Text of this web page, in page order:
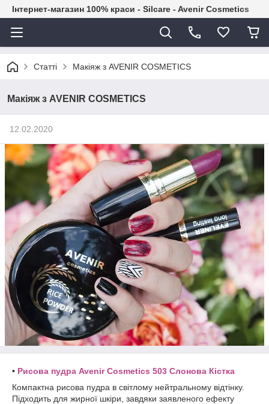
Інтернет-магазин 100% краси - Silcare - Avenir Cosmetics
Статті Макіяж з AVENIR COSMETICS
Макіяж з AVENIR COSMETICS
12.02.2020
• Рисова пудра Avenir Cosmetics 503 Слонова Кістка
Компактна рисова пудра в світлому нейтральному відтінку.
Підходить для жирної шкіри, завдяки заявленого ефекту